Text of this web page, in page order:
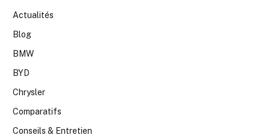
Actualités
Blog
BMW
BYD
Chrysler
Comparatifs
Conseils & Entretien